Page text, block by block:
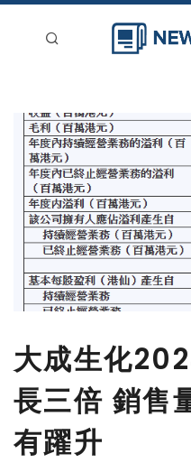
新聞稿分類
登入
刊登
大成生化
長三倍 銷售
有躍升